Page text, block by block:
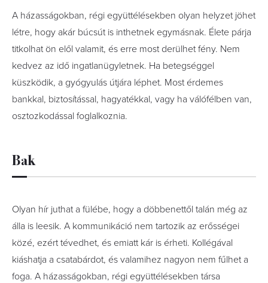
A házasságokban, régi együttélésekben olyan helyzet jöhet
létre, hogy akár búcsút is inthetnek egymásnak. Élete párja
titkolhat ön elől valamit, és erre most derülhet fény. Nem
kedvez az idő ingatlanügyletnek. Ha betegséggel
küszködik, a gyógyulás útjára léphet. Most érdemes
bankkal, biztosítással, hagyatékkal, vagy ha válófélben van,
osztozkodással foglalkoznia.
Bak
Olyan hír juthat a fülébe, hogy a döbbenettől talán még az
álla is leesik. A kommunikáció nem tartozik az erősségei
közé, ezért tévedhet, és emiatt kár is érheti. Kollégával
kiáshatja a csatabárdot, és valamihez nagyon nem fűlhet a
foga. A házasságokban, régi együttélésekben társa